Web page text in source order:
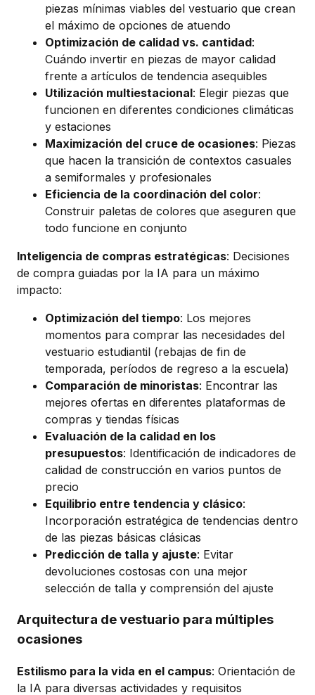
piezas mínimas viables del vestuario que crean
el máximo de opciones de atuendo
Optimización de calidad vs. cantidad:
Cuándo invertir en piezas de mayor calidad
frente a artículos de tendencia asequibles
Utilización multiestacional: Elegir piezas que
funcionen en diferentes condiciones climáticas
y estaciones
Maximización del cruce de ocasiones: Piezas
que hacen la transición de contextos casuales
a semiformales y profesionales
Eficiencia de la coordinación del color:
Construir paletas de colores que aseguren que
todo funcione en conjunto
Inteligencia de compras estratégicas: Decisiones
de compra guiadas por la IA para un máximo
impacto:
Optimización del tiempo: Los mejores
momentos para comprar las necesidades del
vestuario estudiantil (rebajas de fin de
temporada, períodos de regreso a la escuela)
Comparación de minoristas: Encontrar las
mejores ofertas en diferentes plataformas de
compras y tiendas físicas
Evaluación de la calidad en los
presupuestos: Identificación de indicadores de
calidad de construcción en varios puntos de
precio
Equilibrio entre tendencia y clásico:
Incorporación estratégica de tendencias dentro
de las piezas básicas clásicas
Predicción de talla y ajuste: Evitar
devoluciones costosas con una mejor
selección de talla y comprensión del ajuste
Arquitectura de vestuario para múltiples
ocasiones
Estilismo para la vida en el campus: Orientación de
la IA para diversas actividades y requisitos